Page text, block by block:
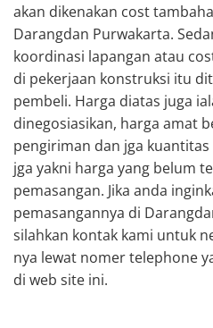
akan dikenakan cost
Darangdan Purwakarta.
koordinasi lapangan atau
di pekerjaan konstruksi itu
pembeli. Harga diatas juga
dinegosiasikan, harga amat
pengiriman dan jga
jga yakni harga yang belum
pemasangan. Jika anda
pemasangannya di
silahkan kontak kami untuk
nya lewat nomer telephone
di web site ini.